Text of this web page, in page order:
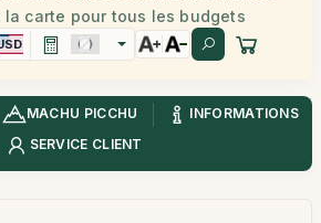
la carte pour tous les budgets
MACHU PICCHU
INFORMATIONS
SERVICE CLIENT